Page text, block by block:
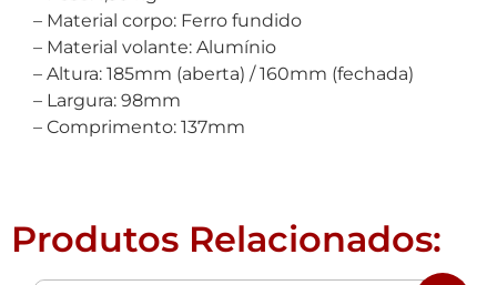
– Material corpo: Ferro fundido
– Material volante: Alumínio
– Altura: 185mm (aberta) / 160mm (fechada)
– Largura: 98mm
– Comprimento: 137mm
Produtos Relacionados: